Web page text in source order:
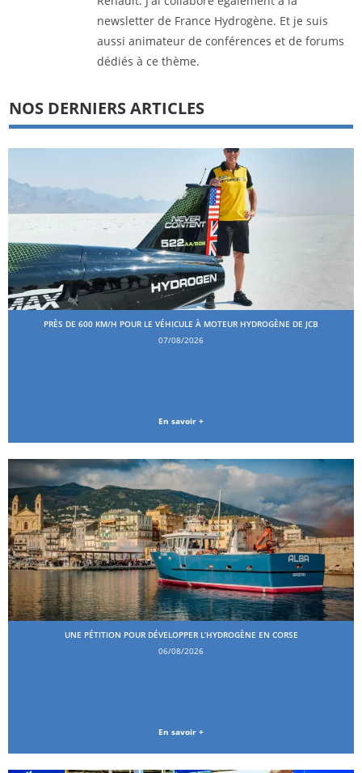
newsletter de France Hydrogène. Et je suis
aussi animateur de conférences et de forums
dédiés à ce thème.
NOS DERNIERS ARTICLES
PRÈS DE 600 KM/H POUR LE VÉHICULE À MOTEUR HYDROGÈNE DE JCB
07/08/2026
En savoir +
UNE PÉTITION POUR DÉVELOPPER L’HYDROGÈNE EN CORSE
06/08/2026
En savoir +